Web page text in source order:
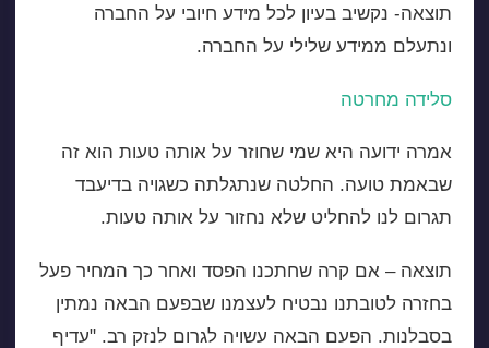
תוצאה- נקשיב בעיון לכל מידע חיובי על החברה
ונתעלם ממידע שלילי על החברה.
סלידה מחרטה
אמרה ידועה היא שמי שחוזר על אותה טעות הוא זה
שבאמת טועה. החלטה שנתגלתה כשגויה בדיעבד
תגרום לנו להחליט שלא נחזור על אותה טעות.
תוצאה – אם קרה שחתכנו הפסד ואחר כך המחיר פעל
בחזרה לטובתנו נבטיח לעצמנו שבפעם הבאה נמתין
בסבלנות. הפעם הבאה עשויה לגרום לנזק רב. "עדיף